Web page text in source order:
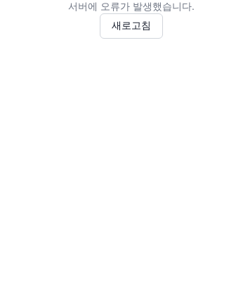
서버에 오류가 발생했습니다.
새로고침